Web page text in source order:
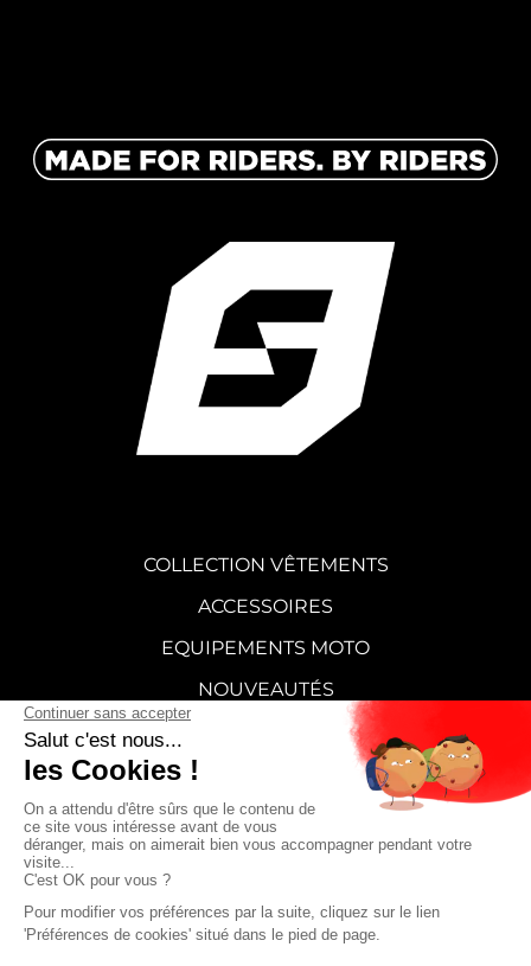
COLLECTION VÊTEMENTS
ACCESSOIRES
EQUIPEMENTS MOTO
NOUVEAUTÉS
CARTE CADEAU
SUPERMOT
FAQ
CGV Mentions légales Politique de confidentialité